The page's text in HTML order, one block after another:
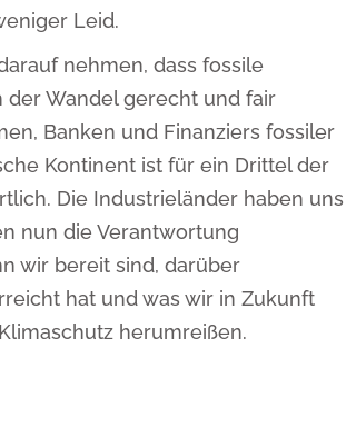
Leid.
nehmen, dass fossile
der Wandel gerecht und fair
Banken und Finanziers fossiler
Kontinent ist für ein Drittel der
Die Industrieländer haben uns
nun die Verantwortung
wir bereit sind, darüber
hat und was wir in Zukunft
herumreißen.